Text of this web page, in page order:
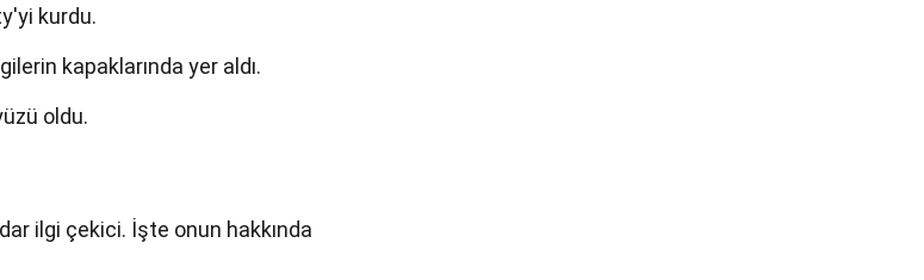
kurdu.
kapaklarında yer aldı.
oldu.
ilgi çekici. İşte onun hakkında